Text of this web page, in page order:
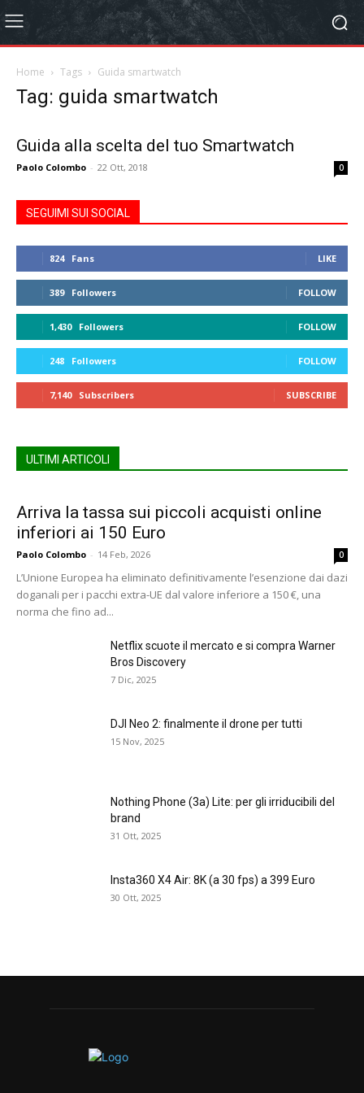
Home Tags Guida smartwatch
Tag: guida smartwatch
Guida alla scelta del tuo Smartwatch
Paolo Colombo - 22 Ott, 2018 0
SEGUIMI SUI SOCIAL
824 Fans LIKE
389 Followers FOLLOW
1,430 Followers FOLLOW
248 Followers FOLLOW
7,140 Subscribers SUBSCRIBE
ULTIMI ARTICOLI
Arriva la tassa sui piccoli acquisti online
inferiori ai 150 Euro
Paolo Colombo - 14 Feb, 2026 0
L’Unione Europea ha eliminato definitivamente l’esenzione dai dazi
doganali per i pacchi extra-UE dal valore inferiore a 150 €, una
norma che fino ad...
Netflix scuote il mercato e si compra Warner
Bros Discovery
7 Dic, 2025
DJI Neo 2: finalmente il drone per tutti
15 Nov, 2025
Nothing Phone (3a) Lite: per gli irriducibili del
brand
31 Ott, 2025
Insta360 X4 Air: 8K (a 30 fps) a 399 Euro
30 Ott, 2025